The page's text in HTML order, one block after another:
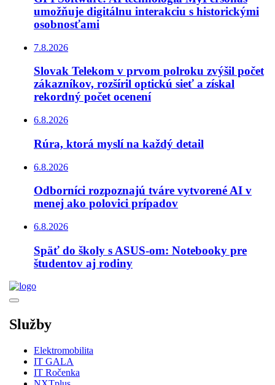
umožňuje digitálnu interakciu s historickými
osobnosťami
7.8.2026
Slovak Telekom v prvom polroku zvýšil počet
zákazníkov, rozšíril optickú sieť a získal
rekordný počet ocenení
6.8.2026
Rúra, ktorá myslí na každý detail
6.8.2026
Odborníci rozpoznajú tváre vytvorené AI v
menej ako polovici prípadov
6.8.2026
Späť do školy s ASUS-om: Notebooky pre
študentov aj rodiny
Služby
Elektromobilita
IT GALA
IT Ročenka